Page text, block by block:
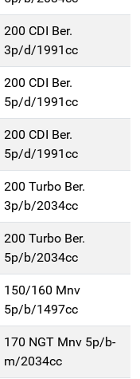
200 CDI Ber.
3p/d/1991cc
200 CDI Ber.
5p/d/1991cc
200 CDI Ber.
5p/d/1991cc
200 Turbo Ber.
3p/b/2034cc
200 Turbo Ber.
5p/b/2034cc
150/160 Mnv
5p/b/1497cc
170 NGT Mnv 5p/b-
m/2034cc